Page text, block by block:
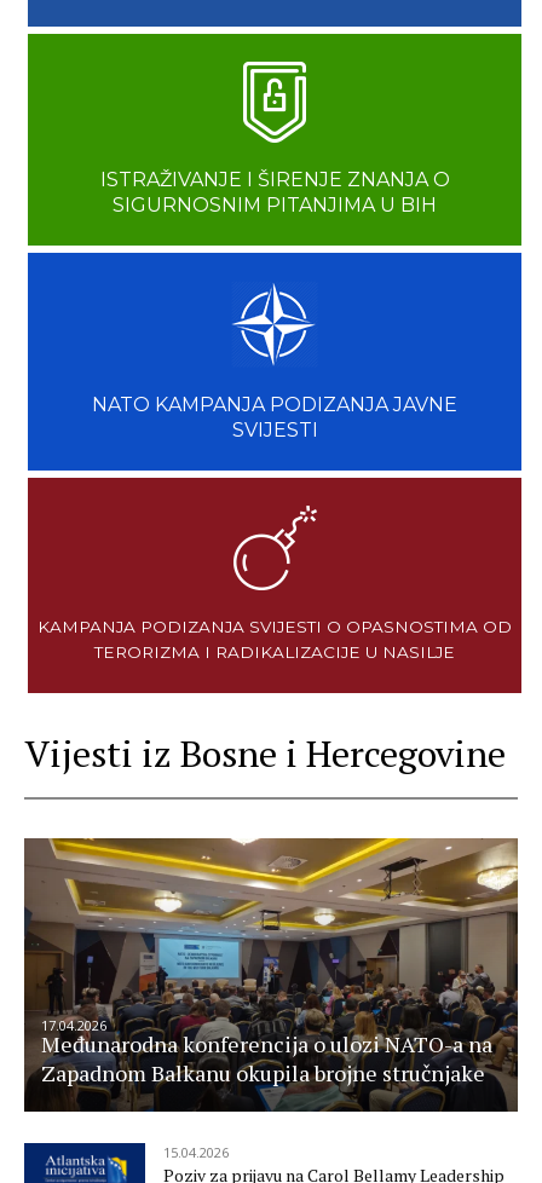
ISTRAŽIVANJE I ŠIRENJE ZNANJA O
SIGURNOSNIM PITANJIMA U BIH
NATO KAMPANJA PODIZANJA JAVNE
SVIJESTI
KAMPANJA PODIZANJA SVIJESTI O OPASNOSTIMA OD
TERORIZMA I RADIKALIZACIJE U NASILJE
Vijesti iz Bosne i Hercegovine
17.04.2026
Međunarodna konferencija o ulozi NATO-a na
Zapadnom Balkanu okupila brojne stručnjake
15.04.2026
Poziv za prijavu na Carol Bellamy Leadership